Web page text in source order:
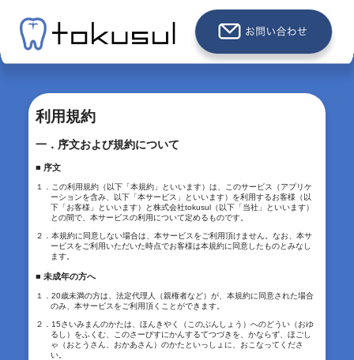
利用規約
一．序文および規約について
■ 序文
１．この利用規約（以下「本規約」といいます）は、このサービス（アプリケ
ーションを含み、以下「本サービス」といいます）を利用するお客様（以
下「お客様」といいます）と株式会社tokusul（以下「当社」といいます）
との間で、本サービスの利用について定めるものです。
２．本規約に同意しない場合は、本サービスをご利用頂けません。なお、本サ
ービスをご利用いただいた時点でお客様は本規約に同意したものとみなし
ます。
■ 未成年の方へ
１．20歳未満の方は、法定代理人（親権者など）が、本規約に同意された場合
のみ、本サービスをご利用頂くことができます。
２．15さいみまんのかたは、ほんきやく（このぶんしょう）へのどうい（おゆ
るし）をふくむ、このさーびすにかんするてつづきを、かならず、ほごし
ゃ（おとうさん、おかあさん）のかたといっしょに、おこなってくださ
い。